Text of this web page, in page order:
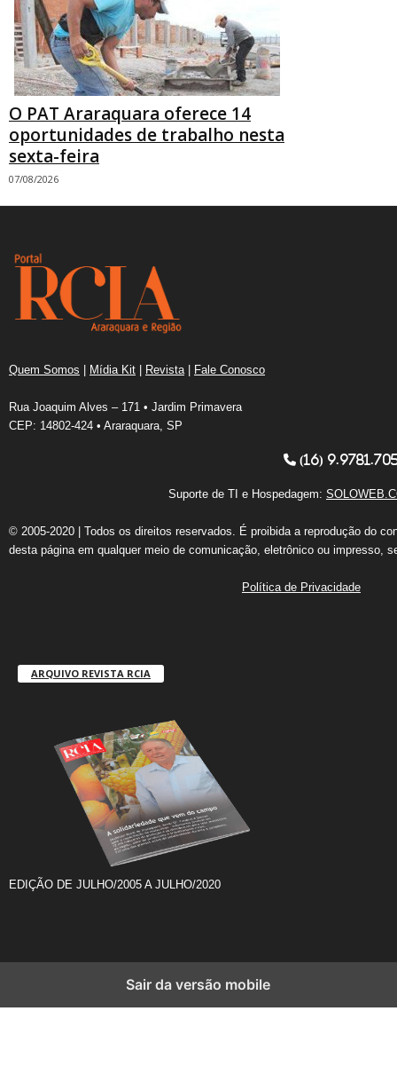
O PAT Araraquara oferece 14
oportunidades de trabalho nesta
sexta-feira
07/08/2026
Quem Somos Mídia Kit Revista| Fale Conosco
Rua Joaquim Alves – 171 • Jardim Primavera
CEP: 14802-424 • Araraquara, SP
(16)
Suporte de TI e Hospedagem:
© 2005-2020 | Todos os direitos reservados. É proibida a reprodução do
desta página em qualquer meio de comunicação, eletrônico ou impresso,
Política de Privacidade
ARQUIVO REVISTA RCIA
EDIÇÃO DE JULHO/2005 A JULHO/2020
Sair da versão mobile